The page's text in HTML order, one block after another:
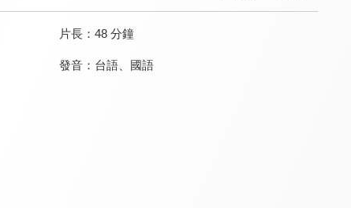
片長：48 分鐘
發音： 台語 國語